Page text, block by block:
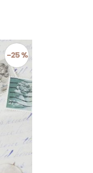
-25 %